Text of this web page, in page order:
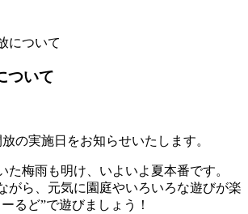
について
ついて
の実施日をお知らせいたします。
た梅雨も明け、いよいよ夏本番です。
がら、元気に園庭やいろいろな遊びが楽
るど”で遊びましょう！